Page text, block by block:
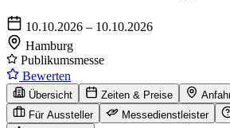
10.10.2026 – 10.10.2026
Hamburg
Publikumsmesse
Bewerten
Übersicht Zeiten & Preise
Für Aussteller
Messedienstleister